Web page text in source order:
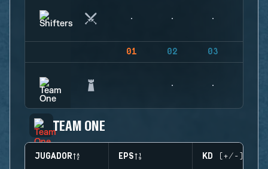
01 02 03
TEAM ONE
JUGADOR EPS KD (+/-)